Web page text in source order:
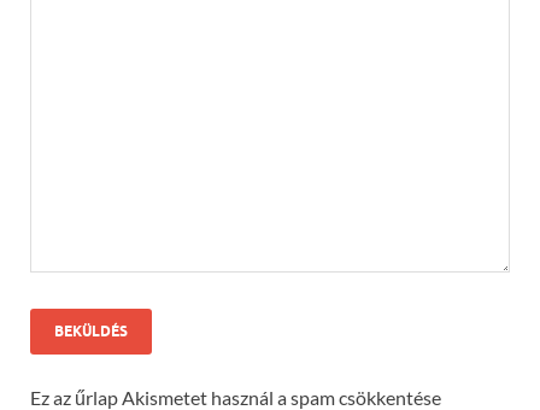
Ez az űrlap Akismetet használ a spam csökkentése